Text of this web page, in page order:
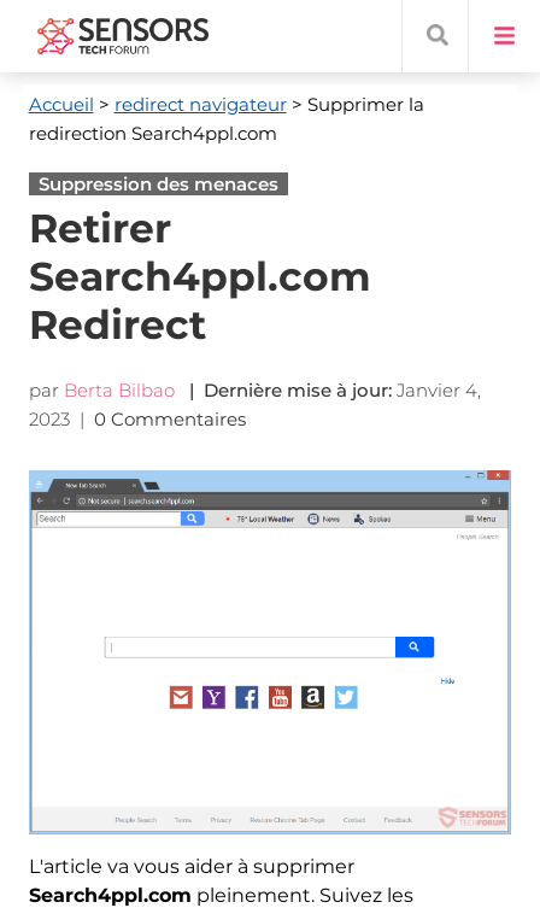
Accueil > redirect navigateur> Supprimer la
redirection Search4ppl.com
Suppression des menaces
Retirer
Search4ppl.com
Redirect
par Berta Bilbao | Dernière mise à jour: Janvier 4,
2023| 0 Commentaires
L'article va vous aider à supprimer
Search4ppl.com pleinement. Suivez les